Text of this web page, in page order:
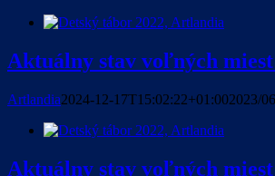
Aktuálny stav voľných miest
Artlandia2024-12-17T15:02:22+01:002023/
Aktuálny stav voľných miest